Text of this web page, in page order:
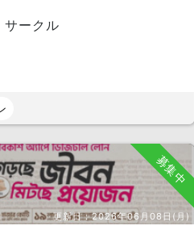
サークル
募集中
更新日：2026年06月08日(月)